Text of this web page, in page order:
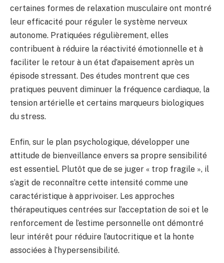
certaines formes de relaxation musculaire ont montré
leur efficacité pour réguler le système nerveux
autonome. Pratiquées régulièrement, elles
contribuent à réduire la réactivité émotionnelle et à
faciliter le retour à un état d’apaisement après un
épisode stressant. Des études montrent que ces
pratiques peuvent diminuer la fréquence cardiaque, la
tension artérielle et certains marqueurs biologiques
du stress.
Enfin, sur le plan psychologique, développer une
attitude de bienveillance envers sa propre sensibilité
est essentiel. Plutôt que de se juger « trop fragile », il
s’agit de reconnaître cette intensité comme une
caractéristique à apprivoiser. Les approches
thérapeutiques centrées sur l’acceptation de soi et le
renforcement de l’estime personnelle ont démontré
leur intérêt pour réduire l’autocritique et la honte
associées à l’hypersensibilité.